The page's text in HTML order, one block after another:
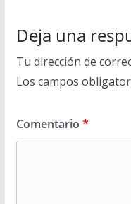
Deja una
Tu dirección de
Los campos
Comentario *